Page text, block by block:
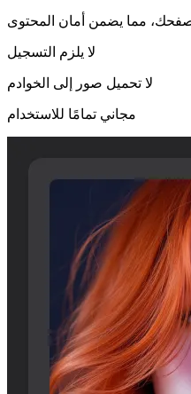
مما يضمن أمان المحتوى
لا يلزم التسجيل
لا تحميل صور إلى الخوادم
مجاني تمامًا للاستخدام